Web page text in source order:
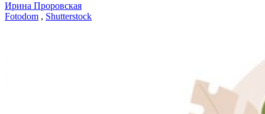
Ирина Проровская
Fotodom , Shutterstock